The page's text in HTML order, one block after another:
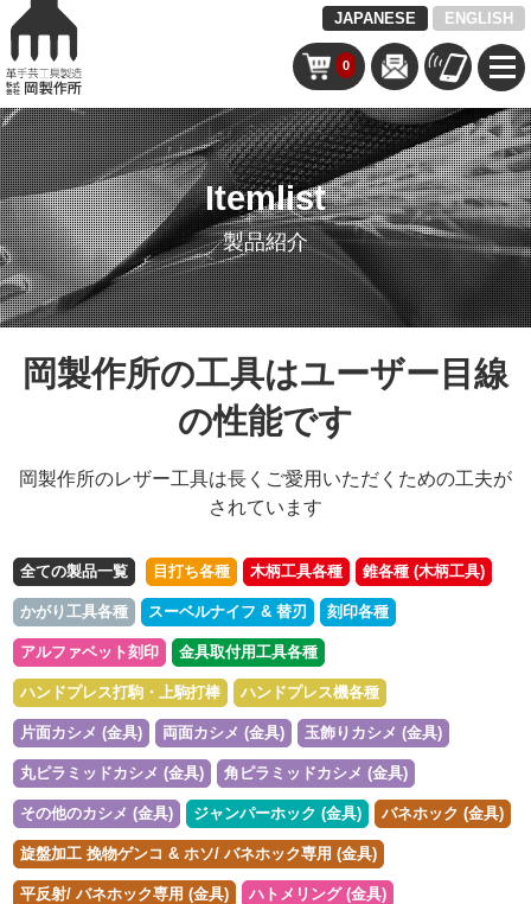
JAPANESE ENGLISH
0
Itemlist
製品紹介
岡製作所の工具はユーザー目線
の性能です
岡製作所のレザー工具は長くご愛用いただくための工夫が
されています
全ての製品一覧 目打ち各種 木柄工具各種 錐各種 (木柄工具)
かがり工具各種 スーベルナイフ & 替刃 刻印各種
アルファベット刻印 金具取付用工具各種
ハンドプレス打駒・上駒打棒 ハンドプレス機各種
片面カシメ (金具) 両面カシメ (金具) 玉飾りカシメ (金具)
丸ピラミッドカシメ (金具) 角ピラミッドカシメ (金具)
その他のカシメ (金具) ジャンパーホック (金具) バネホック (金具)
旋盤加工 挽物ゲンコ & ホソ/ バネホック専用 (金具)
平反射/ バネホック専用 (金具) ハトメリング (金具)